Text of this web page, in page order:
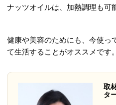
ナッツオイルは、加熱調理も可
健康や美容のためにも、今使っ
て生活することがオススメです。
取
タ